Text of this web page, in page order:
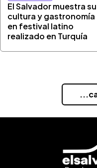
El Salvador muestra su
cultura y gastronomía
en festival latino
realizado en Turquía